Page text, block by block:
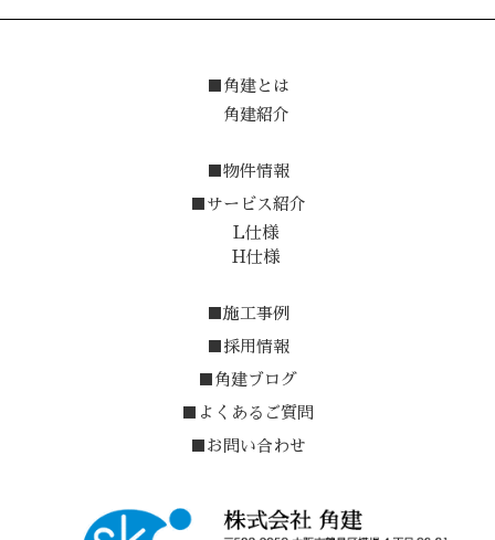
■角建とは
角建紹介
■物件情報
■サービス紹介
L仕様
H仕様
■施工事例
■採用情報
■角建ブログ
■よくあるご質問
■お問い合わせ